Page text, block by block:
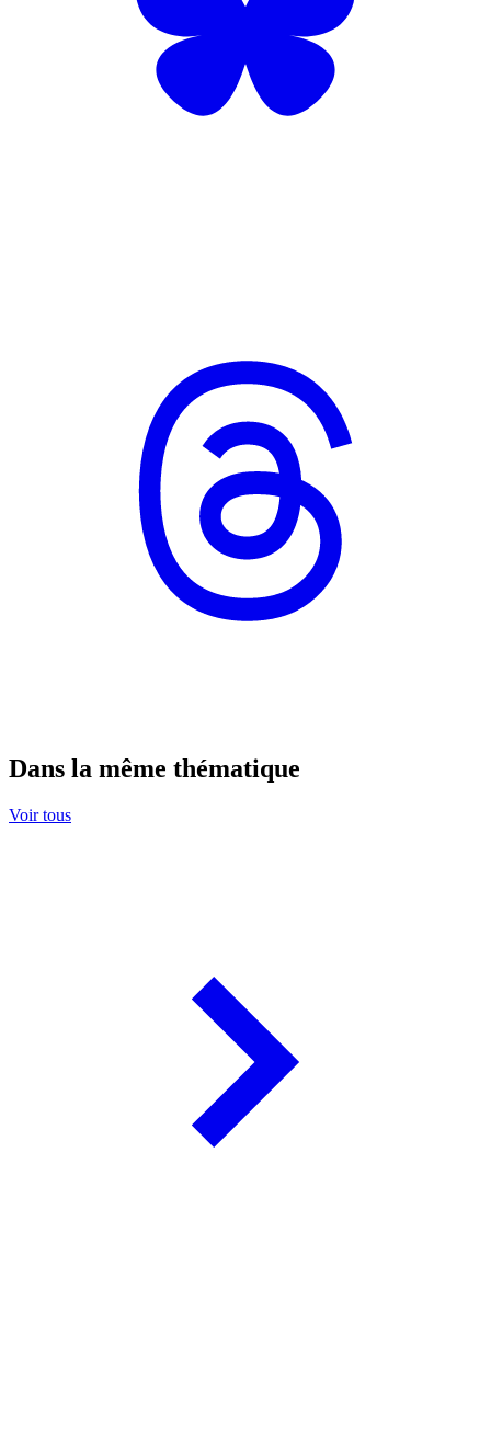
Dans la même thématique
Voir tous